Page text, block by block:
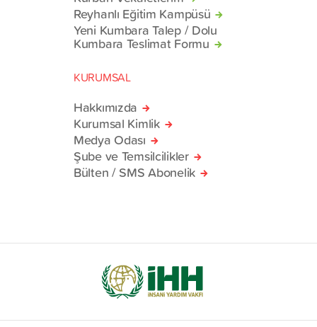
Reyhanlı Eğitim Kampüsü
Yeni Kumbara Talep / Dolu
Kumbara Teslimat Formu
KURUMSAL
Hakkımızda
Kurumsal Kimlik
Medya Odası
Şube ve Temsilcilikler
Bülten / SMS Abonelik